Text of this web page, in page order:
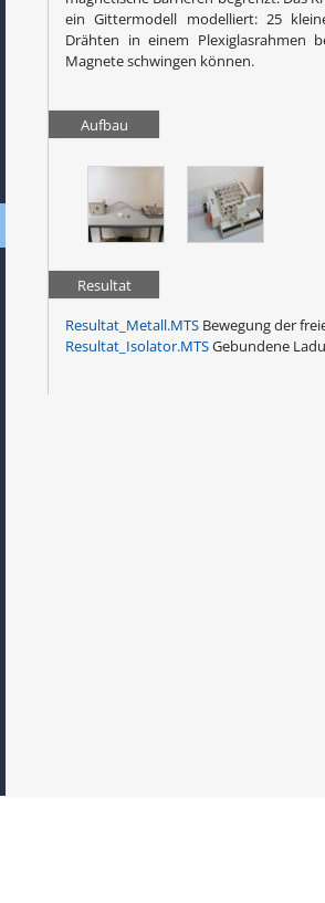
ein Gittermodell modelliert: 25
Drähten in einem Plexiglasrahmen
Magnete schwingen können.
Aufbau
Resultat
Resultat_Metall.MTS Bewegung der
Resultat_Isolator.MTSGebundene